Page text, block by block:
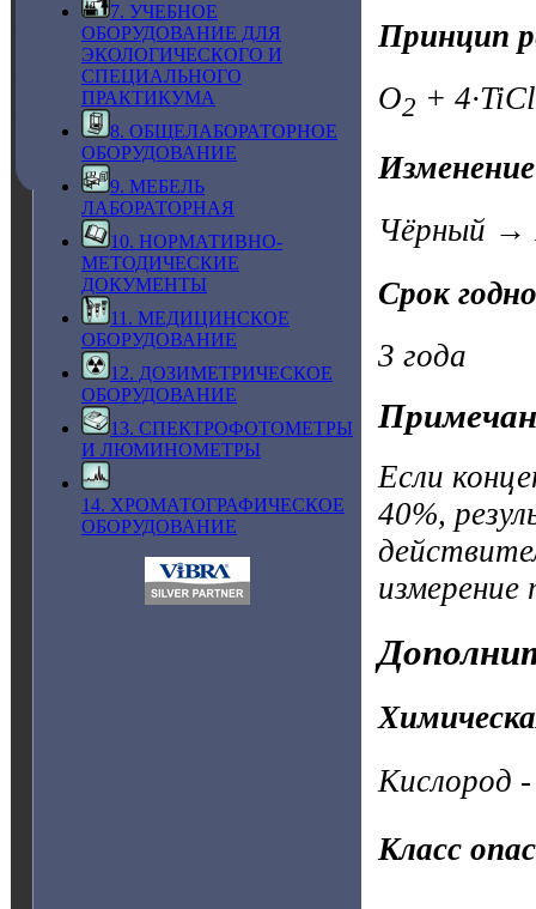
7. УЧЕБНОЕ
ОБОРУДОВАНИЕ ДЛЯ
ЭКОЛОГИЧЕСКОГО И
СПЕЦИАЛЬНОГО
ПРАКТИКУМА
8. ОБЩЕЛАБОРАТОРНОЕ
ОБОРУДОВАНИЕ
9. МЕБЕЛЬ
ЛАБОРАТОРНАЯ
10. НОРМАТИВНО-
МЕТОДИЧЕСКИЕ
ДОКУМЕНТЫ
11. МЕДИЦИНСКОЕ
ОБОРУДОВАНИЕ
12. ДОЗИМЕТРИЧЕСКОЕ
ОБОРУДОВАНИЕ
13. СПЕКТРОФОТОМЕТРЫ
И ЛЮМИНОМЕТРЫ
14. ХРОМАТОГРАФИЧЕСКОЕ
ОБОРУДОВАНИЕ
Принцип
O2 + 4·TiCl
Чёрный →
Срок
3 года
Если
40%,
Кислород
Класс